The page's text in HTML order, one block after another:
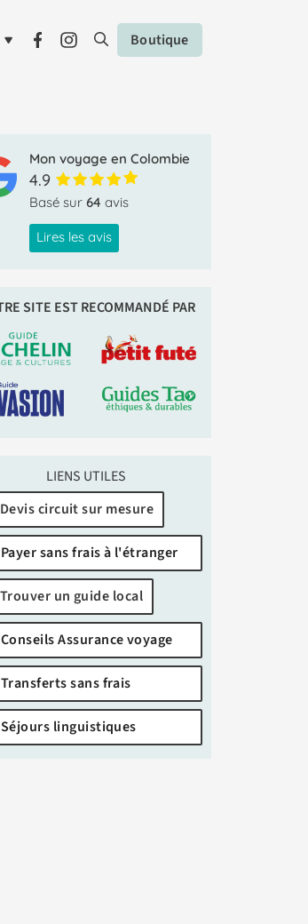
Boutique
Mon voyage en Colombie
4.9
Basé sur 64 avis
Lires les avis
SITE EST RECOMMANDÉ PAR
LIENS UTILES
Devis circuit sur mesure
Payer sans frais à l'étranger
Trouver un guide local
Conseils Assurance voyage
Transferts sans frais
Séjours linguistiques